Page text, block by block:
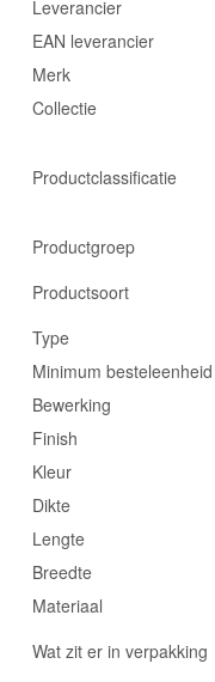
Leverancier
EAN leverancier
Merk
Collectie
Productclassificatie
Productgroep
Productsoort
Type
Minimum besteleenheid
Bewerking
Finish
Kleur
Dikte
Lengte
Breedte
Materiaal
Wat zit er in verpakking